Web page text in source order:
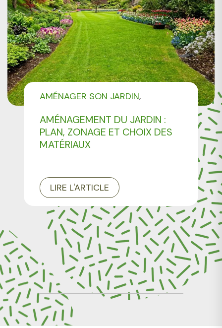
AMÉNAGEMENT DU JARDIN :
PLAN, ZONAGE ET CHOIX DES
MATÉRIAUX
AMÉNAGER SON JARDIN
LIRE L'ARTICLE